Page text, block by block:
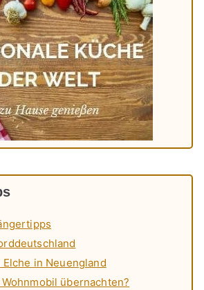
in Neuengland
übernachten?